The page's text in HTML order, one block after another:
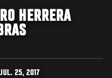
HERRERA
25, 2017